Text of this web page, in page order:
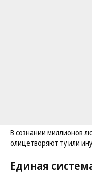
В сознании миллионов
олицетворяют ту или
Единая